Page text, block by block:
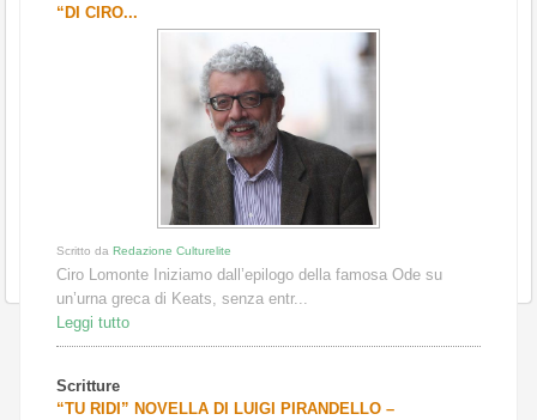
“DI CIRO...
Scritto da Redazione Culturelite
Ciro Lomonte Iniziamo dall’epilogo della famosa Ode su
un’urna greca di Keats, senza entr...
Leggi tutto
Scritture
“TU RIDI” NOVELLA DI LUIGI PIRANDELLO –